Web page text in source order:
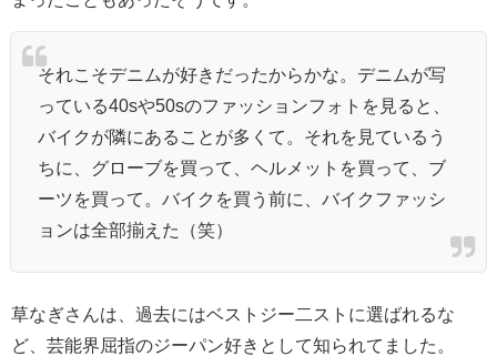
それこそデニムが好きだったからかな。デニムが写
っている40sや50sのファッションフォトを見ると、
バイクが隣にあることが多くて。それを見ているう
ちに、グローブを買って、ヘルメットを買って、ブ
ーツを買って。バイクを買う前に、バイクファッシ
ョンは全部揃えた（笑）
草なぎさんは、過去にはベストジー二ストに選ばれるな
ど、芸能界屈指のジーパン好きとして知られてました。